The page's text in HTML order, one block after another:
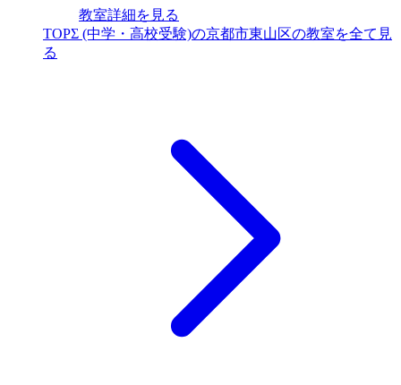
教室詳細を見る
TOPΣ (中学・高校受験)の京都市東山区の教室を全て見
る